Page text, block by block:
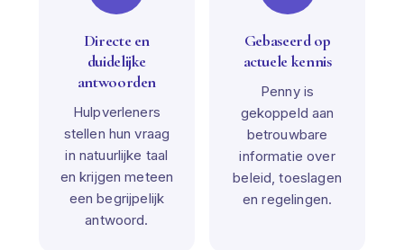
Directe en
duidelijke
antwoorden
Hulpverleners
stellen hun vraag
in natuurlijke taal
en krijgen meteen
een begrijpelijk
antwoord.
Gebaseerd op
actuele kennis
Penny is
gekoppeld aan
betrouwbare
informatie over
beleid, toeslagen
en regelingen.